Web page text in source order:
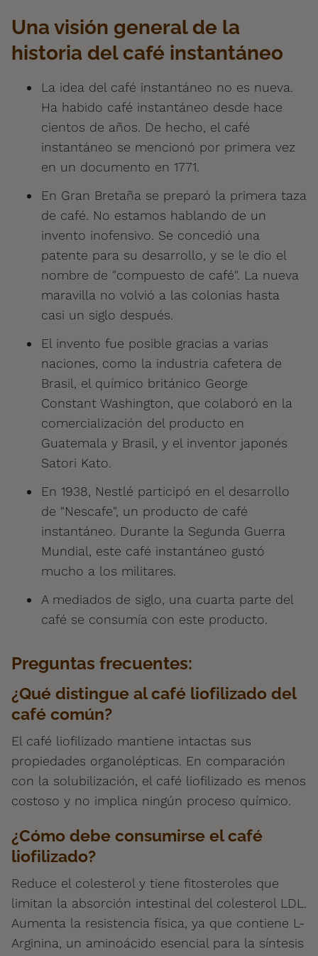
Una visión general de la
historia del café instantáneo
La idea del café instantáneo no es nueva.
Ha habido café instantáneo desde hace
cientos de años. De hecho, el café
instantáneo se mencionó por primera vez
en un documento en 1771.
En Gran Bretaña se preparó la primera taza
de café. No estamos hablando de un
invento inofensivo. Se concedió una
patente para su desarrollo, y se le dio el
nombre de "compuesto de café". La nueva
maravilla no volvió a las colonias hasta
casi un siglo después.
El invento fue posible gracias a varias
naciones, como la industria cafetera de
Brasil, el químico británico George
Constant Washington, que colaboró en la
comercialización del producto en
Guatemala y Brasil, y el inventor japonés
Satori Kato.
En 1938, Nestlé participó en el desarrollo
de "Nescafe", un producto de café
instantáneo. Durante la Segunda Guerra
Mundial, este café instantáneo gustó
mucho a los militares.
A mediados de siglo, una cuarta parte del
café se consumía con este producto.
Preguntas frecuentes:
¿Qué distingue al café liofilizado del
café común?
El café liofilizado mantiene intactas sus
propiedades organolépticas. En comparación
con la solubilización, el café liofilizado es menos
costoso y no implica ningún proceso químico.
¿Cómo debe consumirse el café
liofilizado?
Reduce el colesterol y tiene fitosteroles que
limitan la absorción intestinal del colesterol LDL.
Aumenta la resistencia física, ya que contiene L-
Arginina, un aminoácido esencial para la síntesis